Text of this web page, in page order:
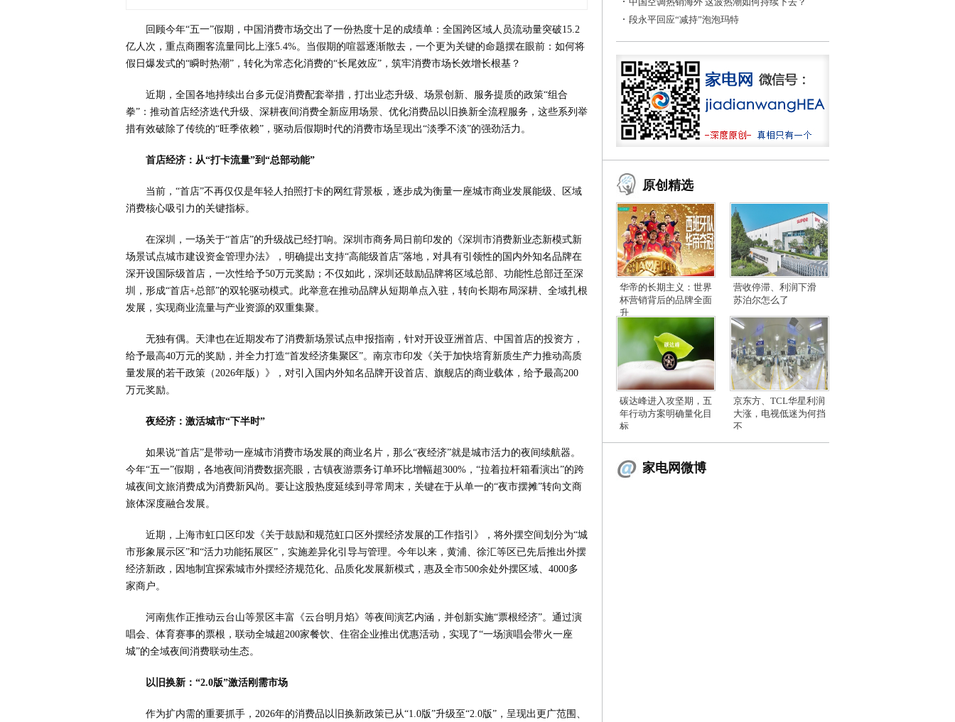
回顾今年“五一”假期，中国消费市场交出了一份热度十足的成绩单：全国跨区域人员流动量突破15.2
亿人次，重点商圈客流量同比上涨5.4%。当假期的喧嚣逐渐散去，一个更为关键的命题摆在眼前：如何将
假日爆发式的“瞬时热潮”，转化为常态化消费的“长尾效应”，筑牢消费市场长效增长根基？
近期，全国各地持续出台多元促消费配套举措，打出业态升级、场景创新、服务提质的政策“组合
拳”：推动首店经济迭代升级、深耕夜间消费全新应用场景、优化消费品以旧换新全流程服务，这些系列举
措有效破除了传统的“旺季依赖”，驱动后假期时代的消费市场呈现出“淡季不淡”的强劲活力。
首店经济：从“打卡流量”到“总部动能”
当前，“首店”不再仅仅是年轻人拍照打卡的网红背景板，逐步成为衡量一座城市商业发展能级、区域
消费核心吸引力的关键指标。
在深圳，一场关于“首店”的升级战已经打响。深圳市商务局日前印发的《深圳市消费新业态新模式新
场景试点城市建设资金管理办法》，明确提出支持“高能级首店”落地，对具有引领性的国内外知名品牌在
深开设国际级首店，一次性给予50万元奖励；不仅如此，深圳还鼓励品牌将区域总部、功能性总部迁至深
圳，形成“首店+总部”的双轮驱动模式。此举意在推动品牌从短期单点入驻，转向长期布局深耕、全域扎根
发展，实现商业流量与产业资源的双重集聚。
无独有偶。天津也在近期发布了消费新场景试点申报指南，针对开设亚洲首店、中国首店的投资方，
给予最高40万元的奖励，并全力打造“首发经济集聚区”。南京市印发《关于加快培育新质生产力推动高质
量发展的若干政策（2026年版）》，对引入国内外知名品牌开设首店、旗舰店的商业载体，给予最高200
万元奖励。
夜经济：激活城市“下半时”
如果说“首店”是带动一座城市消费市场发展的商业名片，那么“夜经济”就是城市活力的夜间续航器。
今年“五一”假期，各地夜间消费数据亮眼，古镇夜游票务订单环比增幅超300%，“拉着拉杆箱看演出”的跨
城夜间文旅消费成为消费新风尚。要让这股热度延续到寻常周末，关键在于从单一的“夜市摆摊”转向文商
旅体深度融合发展。
近期，上海市虹口区印发《关于鼓励和规范虹口区外摆经济发展的工作指引》，将外摆空间划分为“城
市形象展示区”和“活力功能拓展区”，实施差异化引导与管理。今年以来，黄浦、徐汇等区已先后推出外摆
经济新政，因地制宜探索城市外摆经济规范化、品质化发展新模式，惠及全市500余处外摆区域、4000多
家商户。
河南焦作正推动云台山等景区丰富《云台明月焰》等夜间演艺内涵，并创新实施“票根经济”。通过演
唱会、体育赛事的票根，联动全城超200家餐饮、住宿企业推出优惠活动，实现了“一场演唱会带火一座
城”的全域夜间消费联动生态。
以旧换新：“2.0版”激活刚需市场
作为扩内需的重要抓手，2026年的消费品以旧换新政策已从“1.0版”升级至“2.0版”，呈现出更广范围、
段永平回应“减持”泡泡玛特
原创精选
华帝的长期主义：世界
杯营销背后的品牌全面
升
营收停滞、利润下滑
苏泊尔怎么了
碳达峰进入攻坚期，五
年行动方案明确量化目
标
京东方、TCL华星利润
大涨，电视低迷为何挡
不
家电网微博